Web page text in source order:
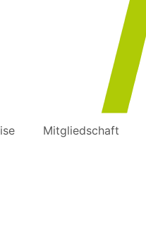
Mitgliedschaft